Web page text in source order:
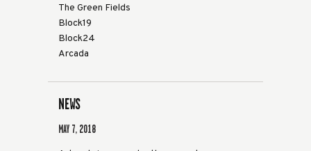
The Green Fields
Block19
Block24
Arcada
NEWS
MAY 7, 2018